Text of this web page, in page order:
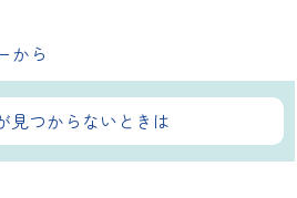
から
見つからないときは